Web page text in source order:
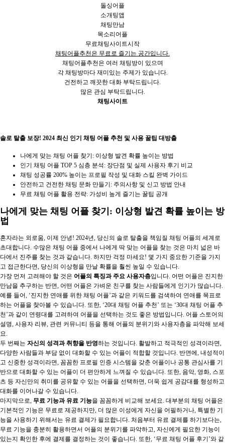
돌싱어플
소개팅앱
채팅만남
목소리어플
무료채팅사이트시작
채팅어플추천은 무료로 즐기는 공간입니다.
채팅어플추천은 여러 채팅방이 있으며
각 채팅방마다 재미있는 주제가 있습니다.
건전하고 깨끗한 대화 부탁드립니다.
많은 관심 부탁드립니다.
채팅사이트
솔로 탈출 보장! 2024 최신 인기 채팅 어플 추천 및 사용 꿀팁 대방출
나에게 맞는 채팅 어플 찾기: 이상형 발견 확률 높이는 방법
인기 채팅 어플 TOP 5 심층 분석: 장단점 및 실제 사용자 후기 비교
채팅 성공률 200% 높이는 프로필 작성 및 대화 스킬 완벽 가이드
안전하고 건전한 채팅 문화 만들기: 주의사항 및 신고 방법 안내
무료 채팅 어플 활용 전략: 가성비 높게 즐기는 꿀팁 공개
나에게 맞는 채팅 어플 찾기: 이상형 발견 확률 높이는 방
법
혼자라는 외로움, 이제 안녕! 2024년, 당신의 솔로 탈출을 책임질 채팅 어플의 세계로
초대합니다. 수많은 채팅 어플 중에서 나에게 딱 맞는 어플을 찾는 것은 마치 넓은 바
다에서 진주를 찾는 것과 같습니다. 하지만 걱정 마세요! 몇 가지 중요한 기준을 가지
고 접근한다면, 당신의 이상형을 만날 확률을 훨씬 높일 수 있습니다.
가장 먼저 고려해야 할 것은 어플의 특징과 주요 사용자층입니다. 어떤 어플은 진지한
만남을 추구하는 반면, 어떤 어플은 가벼운 친구를 찾는 사람들에게 인기가 많습니다.
예를 들어, ‘진지한 연애를 위한 채팅 어플’과 같은 키워드를 검색하여 연애를 목표로
하는 어플을 찾아볼 수 있습니다. 또한, ‘20대 채팅 어플 추천’ 또는 ‘30대 채팅 어플 추
천’과 같이 연령대를 고려하여 어플을 선택하는 것도 좋은 방법입니다. 어플 스토어의
설명, 사용자 리뷰, 관련 커뮤니티 등을 통해 어플의 분위기와 사용자층을 파악해 보세
요.
두 번째는 자신의 성격과 취향을 반영하는 것입니다. 활발하고 적극적인 성격이라면,
다양한 사람들과 부담 없이 대화할 수 있는 어플이 적합할 것입니다. 반면에, 내성적이
고 신중한 성격이라면, 꼼꼼한 프로필 인증 시스템을 갖춘 어플이나 공통 관심사를 기
반으로 대화할 수 있는 어플이 더 편안하게 느껴질 수 있습니다. 또한, 음악, 영화, 스포
츠 등 자신만의 취미를 공유할 수 있는 어플을 선택하면, 더욱 쉽게 공감대를 형성하고
대화를 이어나갈 수 있습니다.
마지막으로, 무료 기능과 유료 기능을 꼼꼼하게 비교해 보세요. 대부분의 채팅 어플은
기본적인 기능은 무료로 제공하지만, 더 많은 이성에게 자신을 어필하거나, 특별한 기
능을 사용하기 위해서는 유료 결제가 필요합니다. 처음부터 유료 결제를 하기보다는,
무료 기능을 충분히 활용하면서 어플의 분위기를 파악하고, 자신에게 필요한 기능이
있는지 확인한 후에 결제를 결정하는 것이 좋습니다. 또한, ‘무료 채팅 어플 후기’와 같